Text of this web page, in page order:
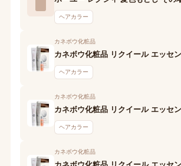
ヘアカラー
カネボウ化粧品
ヘアカラー
カネボウ化粧品
ヘアカラー
カネボウ化粧品